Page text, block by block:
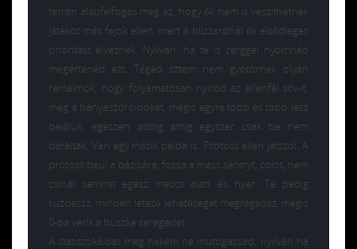
terran alapfelfogás meg az, hogy ők nem is veszíthetnek
játékot más fajok ellen, mert a blizzardnál ők elsődleges
prioritást élveznek. Nyilván, ha te is zerggel nyomnád
megértenéd ezt. Téged sztem nem gyötörnek olyan
rémálmok, hogy folyamatosan nyírod az ellenfél scv-it,
meg a bányászdroidokat, mégis egyre több és több lesz
belőlük, egészen addig amíg egyszer csak be nem
daráltak. Van egy másik példa is. Protoss ellen játszol. A
protoss beül a bázisára, fossa a mass sentryt, colot, nem
csinál semmit egész meccs alatt és nyer. Te pedig
küzdessz, minden létező lehetőséget megragadsz, mégis
0-ba verik a büszke seregedet.
A statisztikáidat meg nekem ne mutogassad, nyilván ha